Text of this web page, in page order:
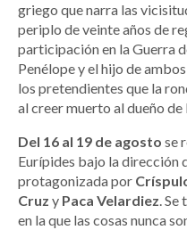
griego que narra las
periplo de veinte años de
participación en la Guerra
Penélope y el hijo de
los pretendientes que la
al creer muerto al dueño de
Del 16 al 19 de agosto se
Eurípides bajo la dirección
protagonizada por
Cruz y Paca Velardiez. Se
en la que las cosas nunca